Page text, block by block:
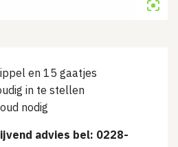
en 15 gaatjes
in te stellen
nodig
advies bel: 0228-